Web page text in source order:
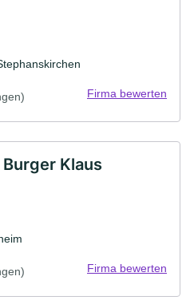
Firma bewerten
Klaus
Firma bewerten